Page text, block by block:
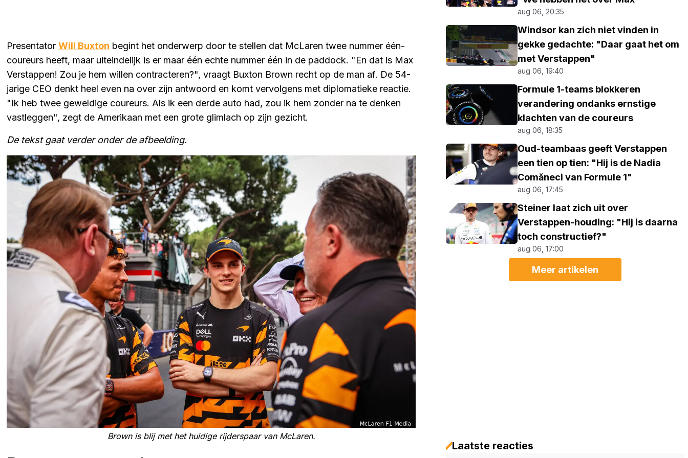
Presentator Will Buxton begint het onderwerp door te stellen dat McLaren twee nummer één-
coureurs heeft, maar uiteindelijk is er maar één echte nummer één in de paddock. "En dat is Max
Verstappen! Zou je hem willen contracteren?", vraagt Buxton Brown recht op de man af. De 54-
jarige CEO denkt heel even na over zijn antwoord en komt vervolgens met diplomatieke reactie.
"Ik heb twee geweldige coureurs. Als ik een derde auto had, zou ik hem zonder na te denken
vastleggen", zegt de Amerikaan met een grote glimlach op zijn gezicht.
De tekst gaat verder onder de afbeelding.
Brown is blij met het huidige rijderspaar van McLaren.
aug 06, 20:35
Windsor kan zich niet vinden in
gekke gedachte: "Daar gaat het om
met Verstappen"
aug 06, 19:40
Formule 1-teams blokkeren
verandering ondanks ernstige
klachten van de coureurs
aug 06, 18:35
Oud-teambaas geeft Verstappen
een tien op tien: "Hij is de Nadia
Comăneci van Formule 1"
aug 06, 17:45
Steiner laat zich uit over
Verstappen-houding: "Hij is daarna
toch constructief?"
aug 06, 17:00
Meer artikelen
Laatste reacties